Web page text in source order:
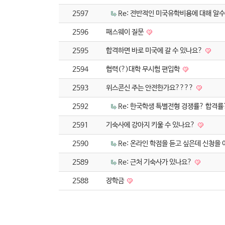
2597 Re: 전반적인 미국유학비용에 대해 알
2596 패스웨이 질문
2595 합격하면 바로 미국에 갈 수 있나요?
2594 협력(?)대학 무시험 편입학
2593 위스콘신 주는 안전한가요????
2592 Re: 한국학생 특별전형 경쟁률? 합격률
2591 기숙사에 강아지 키울 수 있나요?
2590 Re: 온라인 학점을 듣고 싶은데 신청을
2589 Re: 근처 기숙사가 있나요?
2588 장학금